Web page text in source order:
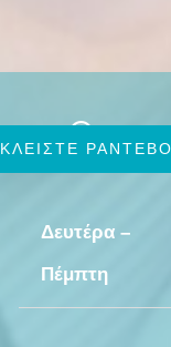
ΚΛΕΙΣΤΕ
Ώρες
Δευτέρα –
Πέμπτη